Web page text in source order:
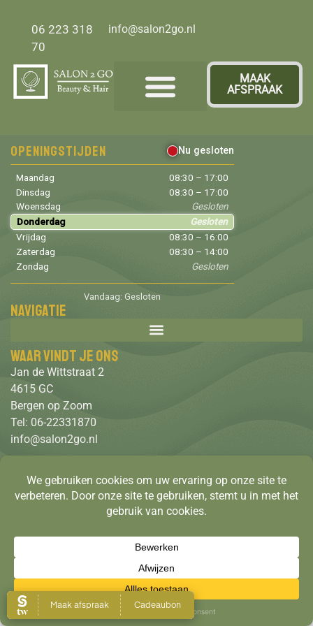
06 223 318
70
info@salon2go.nl
MAAK
AFSPRAAK
Openingstijden Nu gesloten
Maandag
08:30 – 17:00
Dinsdag
08:30 – 17:00
Woensdag
Gesloten
Donderdag
Gesloten
Vrijdag
08:30 – 16:00
Zaterdag
08:30 – 14:00
Zondag
Gesloten
Vandaag: Gesloten
Navigatie
Waar vindt je ons
Jan de Wittstraat 2
4615 GC
Bergen op Zoom
Tel: 06-22331870
info@salon2go.nl
Copyright © 2026 Salon 2 Go. All rights reserverd
Algemene voorwaarden Privacy verklaring